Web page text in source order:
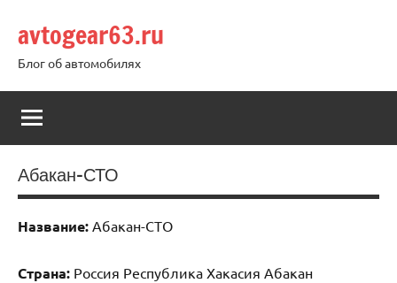
содержимому
avtogear63.ru
Блог об автомобилях
Абакан-СТО
Название: Абакан-СТО
Страна: Россия Республика Хакасия Абакан